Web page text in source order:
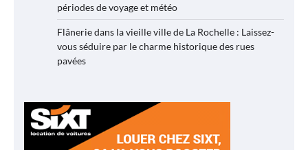
périodes de voyage et météo
Flânerie dans la vieille ville de La Rochelle : Laissez-
vous séduire par le charme historique des rues
pavées